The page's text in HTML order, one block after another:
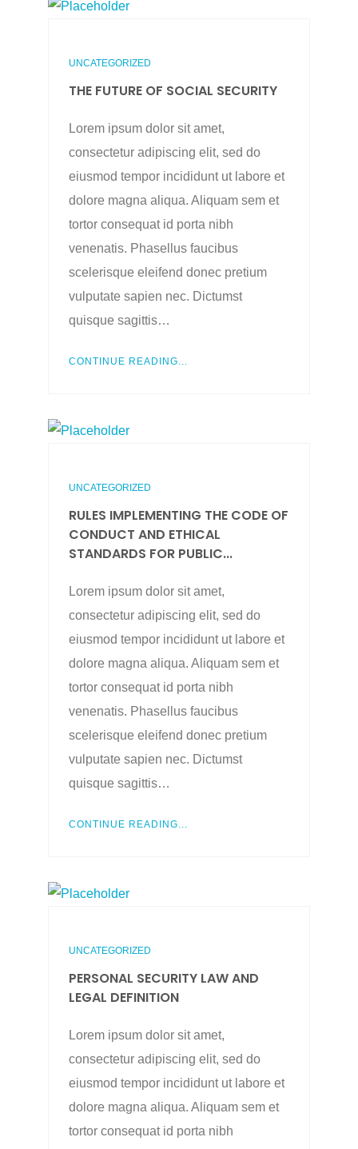
UNCATEGORIZED
THE FUTURE OF SOCIAL SECURITY
Lorem ipsum dolor sit amet,
consectetur adipiscing elit, sed do
eiusmod tempor incididunt ut labore et
dolore magna aliqua. Aliquam sem et
tortor consequat id porta nibh
venenatis. Phasellus faucibus
scelerisque eleifend donec pretium
vulputate sapien nec. Dictumst
quisque sagittis…
CONTINUE READING...
UNCATEGORIZED
RULES IMPLEMENTING THE CODE OF
CONDUCT AND ETHICAL
STANDARDS FOR PUBLIC...
Lorem ipsum dolor sit amet,
consectetur adipiscing elit, sed do
eiusmod tempor incididunt ut labore et
dolore magna aliqua. Aliquam sem et
tortor consequat id porta nibh
venenatis. Phasellus faucibus
scelerisque eleifend donec pretium
vulputate sapien nec. Dictumst
quisque sagittis…
CONTINUE READING...
UNCATEGORIZED
PERSONAL SECURITY LAW AND
LEGAL DEFINITION
Lorem ipsum dolor sit amet,
consectetur adipiscing elit, sed do
eiusmod tempor incididunt ut labore et
dolore magna aliqua. Aliquam sem et
tortor consequat id porta nibh